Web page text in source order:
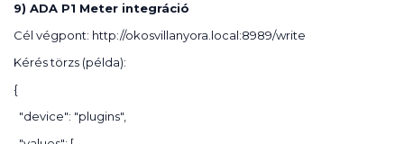
9) ADA P1 Meter integráció
Cél végpont: http://okosvillanyora.local:8989/write
Kérés törzs (példa):
{
"device": "plugins",